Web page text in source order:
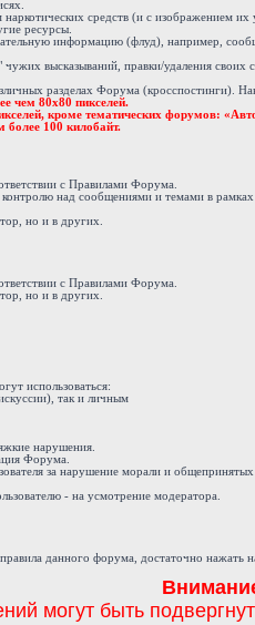
средств (и с изображением
ресурсы.
информацию (флуд), например,
высказываний, правки/удаления
разделах Форума (кросспостинги).
чем 80х80 пикселей.
кроме тематических форумов:
более 100 килобайт.
с Правилами Форума.
над сообщениями и темами в
но и в других.
с Правилами Форума.
но и в других.
использоваться:
так и личным
нарушения.
Форума.
за нарушение морали и
- на усмотрение модератора.
данного форума, достаточно нажать
могут быть